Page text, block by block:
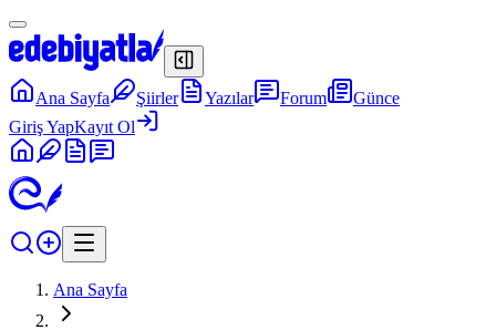
Ana Sayfa Şiirler Yazılar Forum
Günce
Giriş YapKayıt Ol
Ana Sayfa